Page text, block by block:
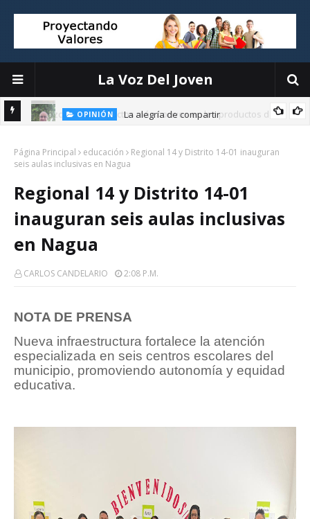
La Voz Del Joven
OPINIÓN
La alegría de compartir
Página Principal educación
Regional 14 y Distrito 14-01 inauguran
seis aulas inclusivas en Nagua
Regional 14 y Distrito 14-01
inauguran seis aulas inclusivas
en Nagua
CARLOS CANDELARIO 2:08 P.m.
NOTA DE PRENSA
Nueva infraestructura fortalece la atención
especializada en seis centros escolares del
municipio, promoviendo autonomía y equidad
educativa.